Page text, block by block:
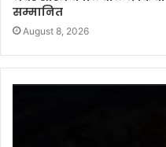
सम्मानित
August 8, 2026